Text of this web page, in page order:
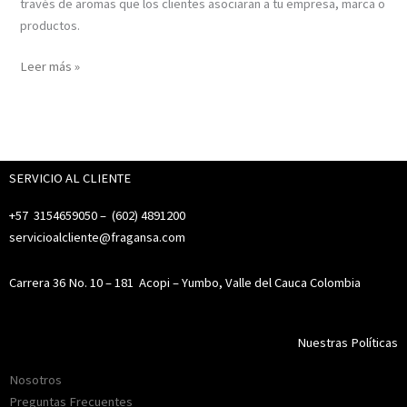
productos.
Leer más »
SERVICIO AL CLIENTE
+57 3154659050 – (602) 4891200
servicioalcliente@fragansa.com
Carrera 36 No. 10 – 181 Acopi – Yumbo, Valle del Cauca Colombia
Nuestras Políticas
Nosotros
Preguntas Frecuentes